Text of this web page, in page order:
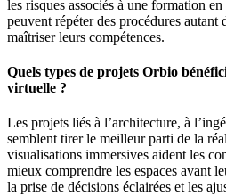
les risques associés à une formation
peuvent répéter des procédures autant
maîtriser leurs compétences.
Quels types de projets Orbio
virtuelle ?
Les projets liés à l’architecture, à
semblent tirer le meilleur parti de la
visualisations immersives aident les
mieux comprendre les espaces avant
la prise de décisions éclairées et les